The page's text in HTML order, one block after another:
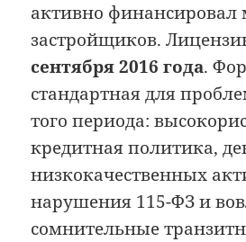
активно финансировал
застройщиков.
сентября 2016 года.
стандартная для
того периода:
кредитная политика,
низкокачественных
нарушения 115-ФЗ и
сомнительные